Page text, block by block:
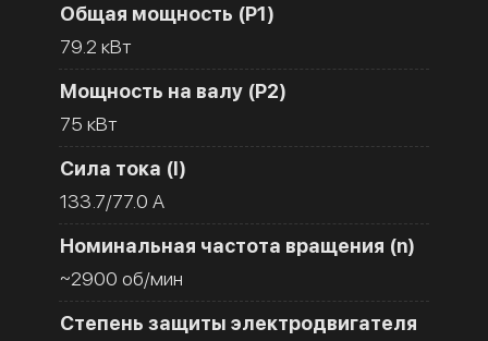
Общая мощность (Р1)
79.2 кВт
Мощность на валу (Р2)
75 кВт
Сила тока (I)
133.7/77.0 A
Номинальная частота вращения (n)
~2900 об/мин
Степень защиты электродвигателя